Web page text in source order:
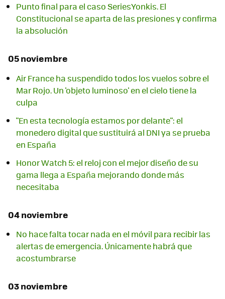
Punto final para el caso SeriesYonkis. El
Constitucional se aparta de las presiones y confirma
la absolución
05 noviembre
Air France ha suspendido todos los vuelos sobre el
Mar Rojo. Un 'objeto luminoso' en el cielo tiene la
culpa
"En esta tecnología estamos por delante": el
monedero digital que sustituirá al DNI ya se prueba
en España
Honor Watch 5: el reloj con el mejor diseño de su
gama llega a España mejorando donde más
necesitaba
04 noviembre
No hace falta tocar nada en el móvil para recibir las
alertas de emergencia. Únicamente habrá que
acostumbrarse
03 noviembre